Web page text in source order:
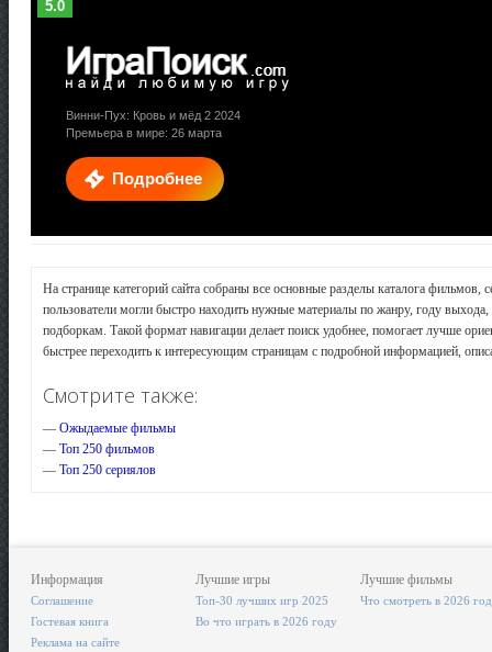
Подробнее
5.0
Винни-Пух: Кровь и мёд 2 2024
Премьера в мире: 26 марта
На странице категорий сайта собраны все основные разделы каталога фильмов,
пользователи могли быстро находить нужные материалы по жанру, году выхода,
подборкам. Такой формат навигации делает поиск удобнее, помогает лучше
быстрее переходить к интересующим страницам с подробной информацией,
Смотрите также:
— Ожыдаемые фильмы
— Топ 250 фильмов
— Топ 250 сериялов
Информация
Соглашение
Гостевая книга
Реклама на сайте
Лучшие игры
Топ-30 лучших игр 2025
Во что играть в 2026 году
Лучшие фильмы
Что смотреть в 2026